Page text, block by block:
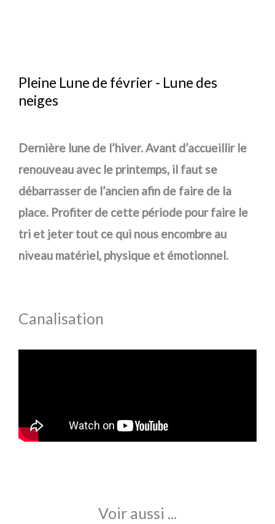
Pleine Lune de février - Lune des
neiges
Dernière lune de l’hiver. Avant d’accueillir le
renouveau avec le printemps, il faut se
débarrasser de l’ancien afin de faire de la
place. Profiter de cette période pour faire le
tri et jeter tout ce qui nous encombre au
niveau matériel, physique et émotionnel.
Canalisation
Voir aussi ...